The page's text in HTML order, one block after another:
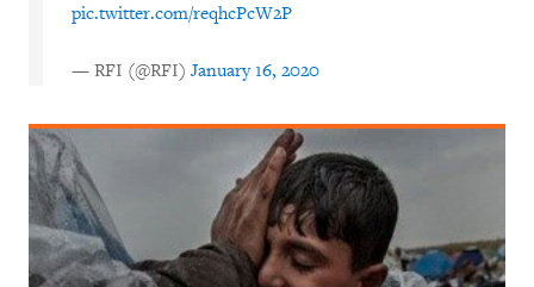
pic.twitter.com/reqhcPcW2P
— RFI (@RFI) January 16, 2020